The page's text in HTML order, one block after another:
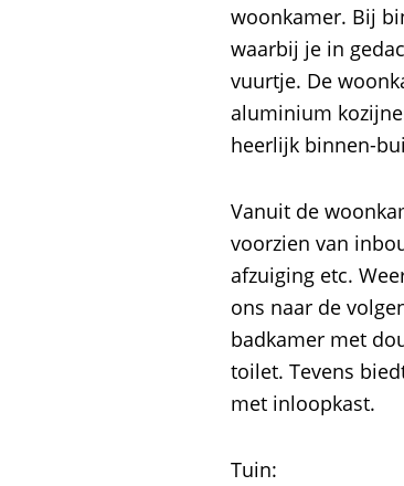
woonkamer. Bij
waarbij je in
vuurtje. De
aluminium
heerlijk binnen-
Vanuit de
voorzien van
afzuiging etc.
ons naar de
badkamer met
toilet. Tevens
met inloopkast.
Tuin: